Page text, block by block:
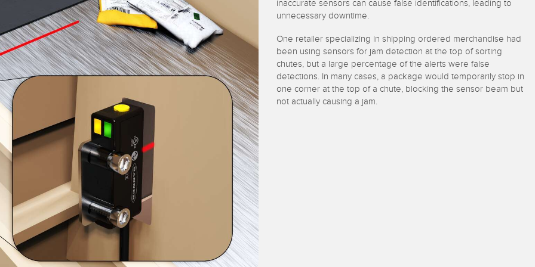
mit breitem
SOFTWARE
Banner Measurement Sensor Software
GUI-Software für Sensor
TECHNOLOGIE
Sensoren mit IO-Link
und vorbeugende
Wartung
LINKS
inaccurate sensors can cause false identifications, leading to
unnecessary downtime.
One retailer specializing in shipping ordered merchandise had
been using sensors for jam detection at the top of sorting
chutes, but a large percentage of the alerts were false
detections. In many cases, a package would temporarily stop in
one corner at the top of a chute, blocking the sensor beam but
not actually causing a jam.